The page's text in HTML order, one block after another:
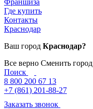
Франшиза
Где купить
Контакты
Краснодар
Ваш город Краснодар?
Все верно Сменить город
Поиск
8 800 200 67 13
+7 (861) 201-88-27
Заказать звонок